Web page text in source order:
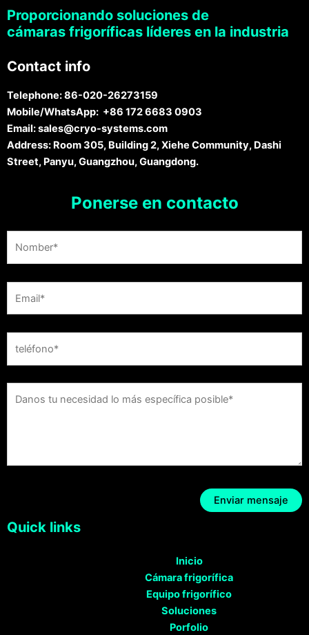
Proporcionando soluciones de
cámaras frigoríficas líderes en la industria
Contact info
Telephone:86-020-26273159
Mobile/WhatsApp: +86 172 6683 0903
Email:sales@cryo-systems.com
Address: Room 305, Building 2, Xiehe Community, Dashi
Street, Panyu, Guangzhou, Guangdong.
Ponerse en contacto
Quick links
Inicio
Cámara frigorífica
Equipo frigorífico
Soluciones
Porfolio